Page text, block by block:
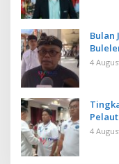
Bulan
4
4